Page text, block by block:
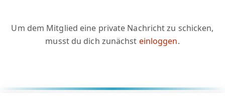
Um dem Mitglied eine private Nachricht zu schicken,
musst du dich zunächst einloggen.